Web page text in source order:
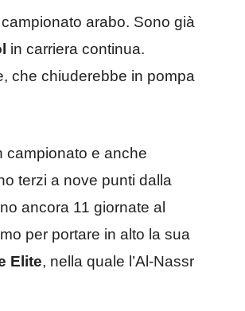
arabo. Sono già
in carriera continua.
che chiuderebbe in pompa
campionato e anche
terzi a nove punti dalla
ancora 11 giornate al
per portare in alto la sua
Elite, nella quale l’Al-Nassr